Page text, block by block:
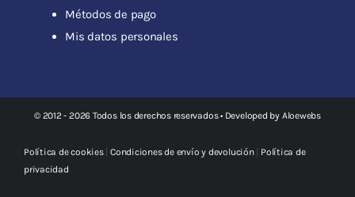
Métodos de pago
Mis datos personales
© 2012 - 2026 Todos los derechos reservados • Developed by Aloewebs
Política de cookies|Condiciones de envío y devolución| Política de
privacidad